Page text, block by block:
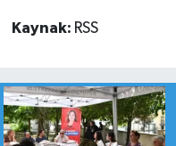
Kaynak: RSS